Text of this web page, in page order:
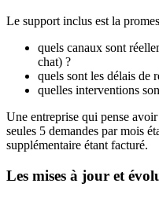
Le support inclus est la
quels canaux sont
chat) ?
quels sont les délais de
quelles interventions
Une entreprise qui pense
seules 5 demandes par mois
supplémentaire étant facturé.
Les mises à jour et